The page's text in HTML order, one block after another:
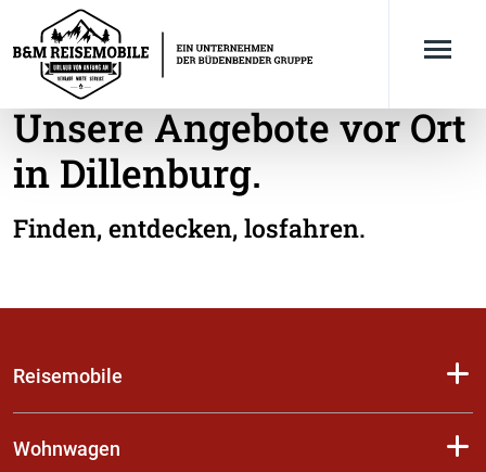
Unsere Angebote vor Ort
in Dillenburg.
Finden, entdecken, losfahren.
Reisemobile
Wohnwagen